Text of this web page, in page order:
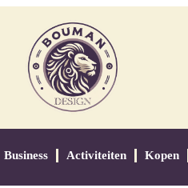
Business Activiteiten Kopen